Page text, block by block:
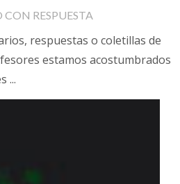
RESPUESTA
respuestas o coletillas de
estamos acostumbrados
...